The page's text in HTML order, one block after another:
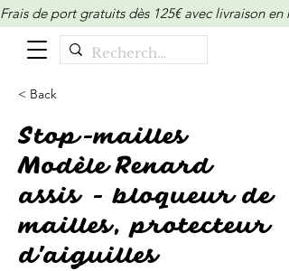
Frais de port gratuits dès 125€ avec livraison
< Back
Stop-mailles
Modèle Renard
assis - bloqueur de
mailles, protecteur
d'aiguilles